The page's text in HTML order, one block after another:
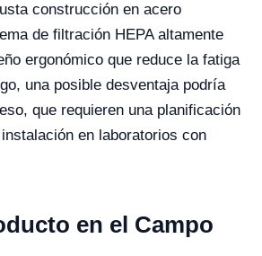
construcción en acero
de filtración HEPA altamente
ergonómico que reduce la fatiga
una posible desventaja podría
que requieren una planificación
en laboratorios con
en el Campo